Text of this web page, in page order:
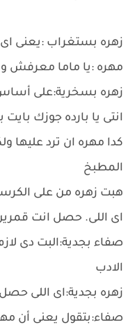
زهره بستغراب :يعنى
مهره :يا ماما معرفش
زهره بسخرية:على
انتى يا بارده جوزك بايت
كدا مهره ان ترد
المطبخ
هبت زهره من على
اى اللى. حصل انت
صفاء بجدية:البت دى
الادب
زهره بجدية:اى اللى حصل
صفاء:بتقول يعنى أن